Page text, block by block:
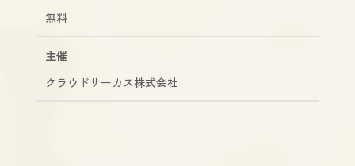
無料
主催
クラウドサーカス株式会社